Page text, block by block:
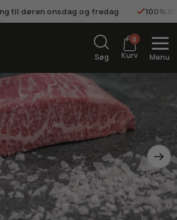
til døren onsdag og fredag 100%
Søg
0
Kurv Menu